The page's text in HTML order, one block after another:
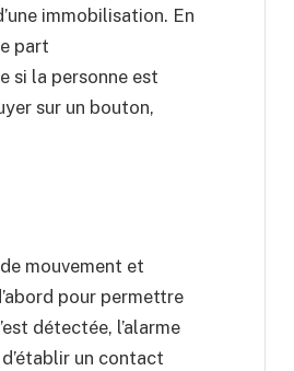
immobilisation. En
part
si la personne est
sur un bouton,
mouvement et
pour permettre
détectée, l’alarme
un contact